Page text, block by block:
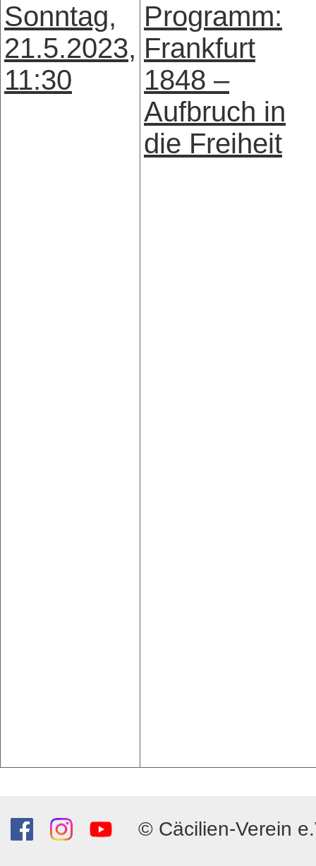
Sonntag,
21.5.2023,
11:30
Programm:
Frankfurt
1848 –
Aufbruch in
die Freiheit
© Cäcilien-Verein